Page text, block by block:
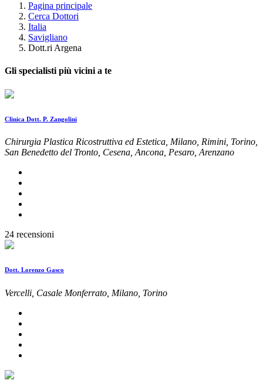
Pagina principale
Cerca Dottori
Italia
Savigliano
Dott.ri Argena
Gli specialisti più vicini a te
Clinica Dott. P. Zangolini
Chirurgia Plastica Ricostruttiva ed Estetica, Milano, Rimini, Torino,
San Benedetto del Tronto, Cesena, Ancona, Pesaro, Arenzano
24 recensioni
Dott. Lorenzo Gasco
Vercelli, Casale Monferrato, Milano, Torino